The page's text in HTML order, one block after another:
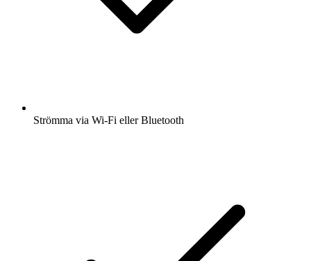
Strömma via Wi-Fi eller Bluetooth